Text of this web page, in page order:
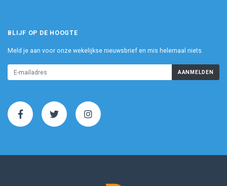
BLIJF OP DE HOOGTE
Meld je aan voor onze wekelijkse nieuwsbrief en mis helemaal niets.
AANMELDEN